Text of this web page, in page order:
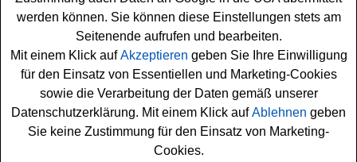
Falls Sie an dem Uhren Gewinnspiel von Watchmaster
teilnehmen ...
eine Rolex Submariner Uhr gewinnen
mehr lesen
werden können. Sie können diese Einstellungen stets am
Seitenende aufrufen und bearbeiten.
Mit einem Klick aufAkzeptieren geben Sie Ihre Einwilligung
für den Einsatz von Essentiellen und Marketing-Cookies
sowie die Verarbeitung der Daten gemäß unserer
Datenschutzerklärung. Mit einem Klick aufAblehnen geben
Sie keine Zustimmung für den Einsatz von Marketing-
Cookies.